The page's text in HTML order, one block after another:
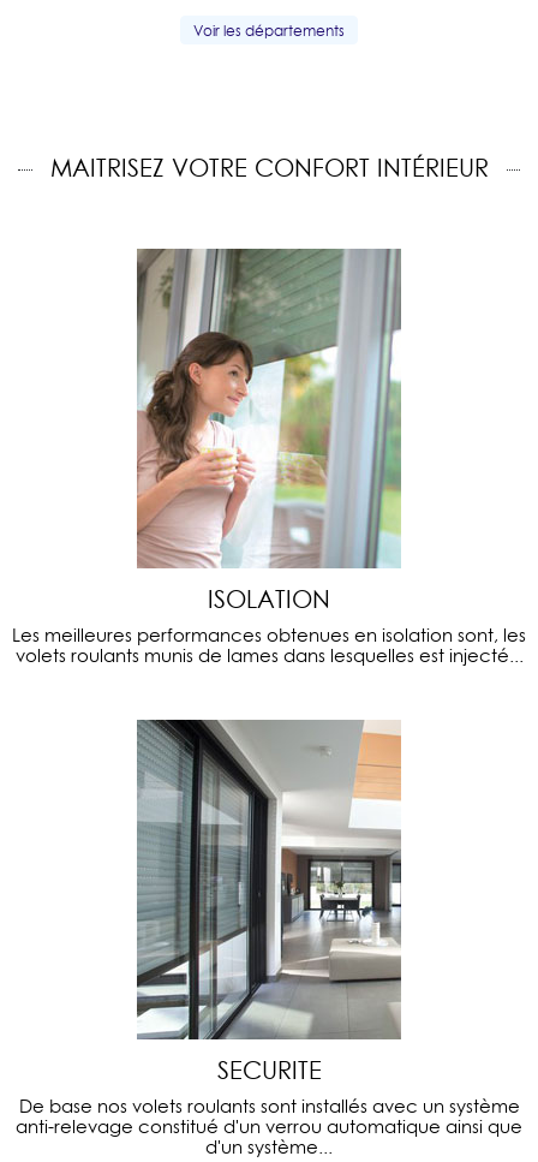
Voir les départements
MAITRISEZ VOTRE CONFORT INTÉRIEUR
ISOLATION
Les meilleures performances obtenues en isolation sont, les
volets roulants munis de lames dans lesquelles est injecté...
SECURITE
De base nos volets roulants sont installés avec un système
anti-relevage constitué d'un verrou automatique ainsi que
d'un système...